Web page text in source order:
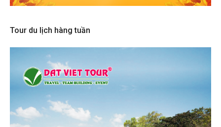
Tour du lịch hàng tuần